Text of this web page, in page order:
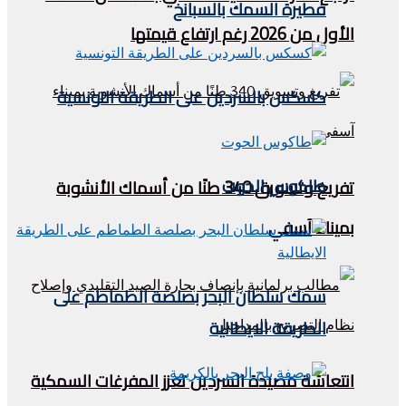
الأول من 2026 رغم ارتفاع قيمتها
تفريغ وتسويق 340 طنًا من أسماك الأنشوبة
بميناء آسفي
انتعاشة مصيدة السردين تعزز المفرغات السمكية
فطيرة السمك بالسبانخ
كسكس بالسردين على الطريقة التونسية
طاكوس الحوت
سمك سلطان البحر بصلصة الطماطم على
الطريقة الايطالية